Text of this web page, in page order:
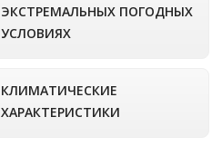
ЭКСТРЕМАЛЬНЫХ ПОГОДНЫХ
УСЛОВИЯХ
КЛИМАТИЧЕСКИЕ
ХАРАКТЕРИСТИКИ